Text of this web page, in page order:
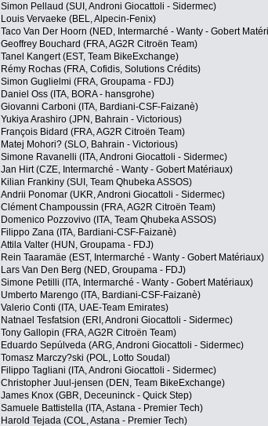
Simon Pellaud (SUI, Androni Giocattoli - Sidermec)
Louis Vervaeke (BEL, Alpecin-Fenix)
Taco Van Der Hoorn (NED, Intermarché - Wanty - Gobert
Geoffrey Bouchard (FRA, AG2R Citroën Team)
Tanel Kangert (EST, Team BikeExchange)
Rémy Rochas (FRA, Cofidis, Solutions Crédits)
Simon Guglielmi (FRA, Groupama - FDJ)
Daniel Oss (ITA, BORA - hansgrohe)
Giovanni Carboni (ITA, Bardiani-CSF-Faizanè)
Yukiya Arashiro (JPN, Bahrain - Victorious)
François Bidard (FRA, AG2R Citroën Team)
Matej Mohori? (SLO, Bahrain - Victorious)
Simone Ravanelli (ITA, Androni Giocattoli - Sidermec)
Jan Hirt (CZE, Intermarché - Wanty - Gobert Matériaux)
Kilian Frankiny (SUI, Team Qhubeka ASSOS)
Andrii Ponomar (UKR, Androni Giocattoli - Sidermec)
Clément Champoussin (FRA, AG2R Citroën Team)
Domenico Pozzovivo (ITA, Team Qhubeka ASSOS)
Filippo Zana (ITA, Bardiani-CSF-Faizanè)
Attila Valter (HUN, Groupama - FDJ)
Rein Taaramäe (EST, Intermarché - Wanty - Gobert Matériaux)
Lars Van Den Berg (NED, Groupama - FDJ)
Simone Petilli (ITA, Intermarché - Wanty - Gobert Matériaux)
Umberto Marengo (ITA, Bardiani-CSF-Faizanè)
Valerio Conti (ITA, UAE-Team Emirates)
Natnael Tesfatsion (ERI, Androni Giocattoli - Sidermec)
Tony Gallopin (FRA, AG2R Citroën Team)
Eduardo Sepúlveda (ARG, Androni Giocattoli - Sidermec)
Tomasz Marczy?ski (POL, Lotto Soudal)
Filippo Tagliani (ITA, Androni Giocattoli - Sidermec)
Christopher Juul-jensen (DEN, Team BikeExchange)
James Knox (GBR, Deceuninck - Quick Step)
Samuele Battistella (ITA, Astana - Premier Tech)
Harold Tejada (COL, Astana - Premier Tech)